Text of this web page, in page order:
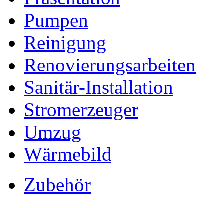
Pumpen
Reinigung
Renovierungsarbeiten
Sanitär-Installation
Stromerzeuger
Umzug
Wärmebild
Zubehör